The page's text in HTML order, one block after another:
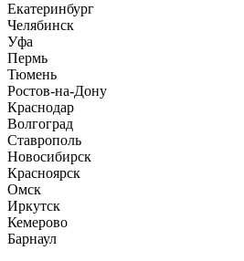
Екатеринбург
Челябинск
Уфа
Пермь
Тюмень
Ростов-на-Дону
Краснодар
Волгоград
Ставрополь
Новосибирск
Красноярск
Омск
Иркутск
Кемерово
Барнаул